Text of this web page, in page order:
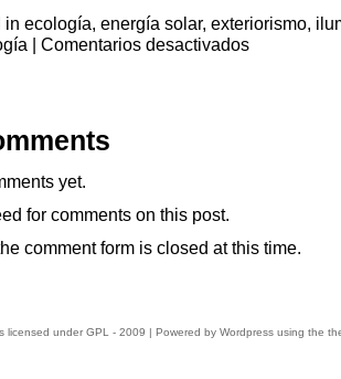
in ecología, energía solar, exteriorismo,
| Comentarios desactivadosHablando
yet.
for comments on this post.
comment form is closed at this time.
licensed under GPL - 2009 | Powered by Wordpress using the